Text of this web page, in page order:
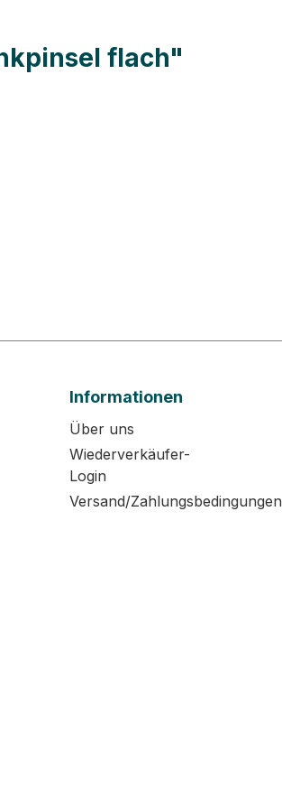
flach"
Informationen
Über uns
Wiederverkäufer-
Login
Versand/Zahlungsbedingungen